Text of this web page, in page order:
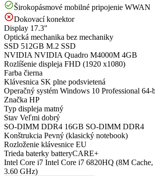
Širokopásmové mobilné pripojenie WWAN
Dokovací konektor
Display 17.3"
Optická mechanika bez mechaniky
SSD 512GB M.2 SSD
NVIDIA NVIDIA Quadro M4000M 4GB
Rozlíšenie displeja FHD (1920 x1080)
Farba čierna
Klávesnica SK plne podsvietená
Operačný systém Windows 10 Professional 64-
Značka HP
Typ displeja matný
Stav Veľmi dobrý
SO-DIMM DDR4 16GB SO-DIMM DDR4
Konštrukcia Pevný (klasický notebook)
Rozloženie klávesnice EU
Trieda baterky batteryCARE+
Intel Core i7 Intel Core i7 6820HQ (8M
3.60 GHz)